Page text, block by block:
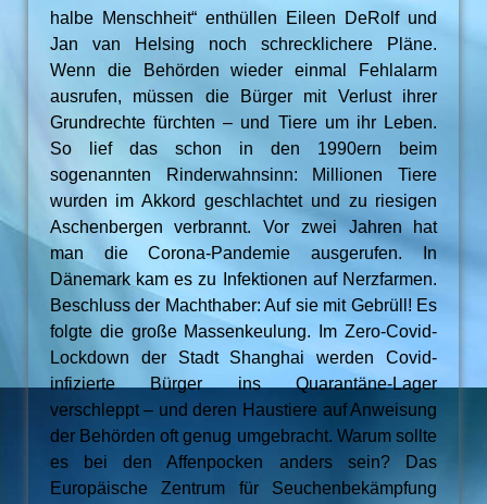
halbe Menschheit“ enthüllen Eileen DeRolf und
Jan van Helsing noch schrecklichere Pläne.
Wenn die Behörden wieder einmal Fehlalarm
ausrufen, müssen die Bürger mit Verlust ihrer
Grundrechte fürchten – und Tiere um ihr Leben.
So lief das schon in den 1990ern beim
sogenannten Rinderwahnsinn: Millionen Tiere
wurden im Akkord geschlachtet und zu riesigen
Aschenbergen verbrannt. Vor zwei Jahren hat
man die Corona-Pandemie ausgerufen. In
Dänemark kam es zu Infektionen auf Nerzfarmen.
Beschluss der Machthaber: Auf sie mit Gebrüll! Es
folgte die große Massenkeulung. Im Zero-Covid-
Lockdown der Stadt Shanghai werden Covid-
infizierte Bürger ins Quarantäne-Lager
verschleppt – und deren Haustiere auf Anweisung
der Behörden oft genug umgebracht. Warum sollte
es bei den Affenpocken anders sein? Das
Europäische Zentrum für Seuchenbekämpfung